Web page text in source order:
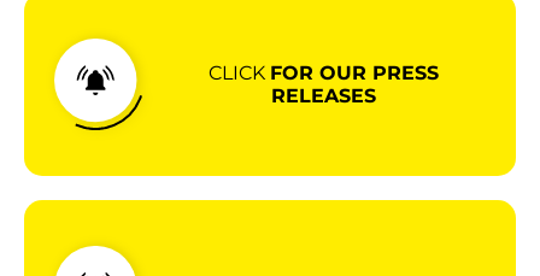
CLICK FOR OUR PRESS
RELEASES